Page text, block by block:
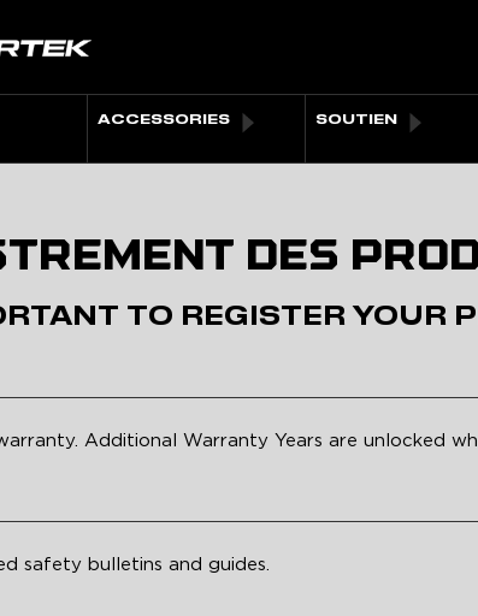
ACCESSORIES SOUTIEN
DES
TO REGISTER YOUR
Additional Warranty Years are unlocked
safety bulletins and guides.